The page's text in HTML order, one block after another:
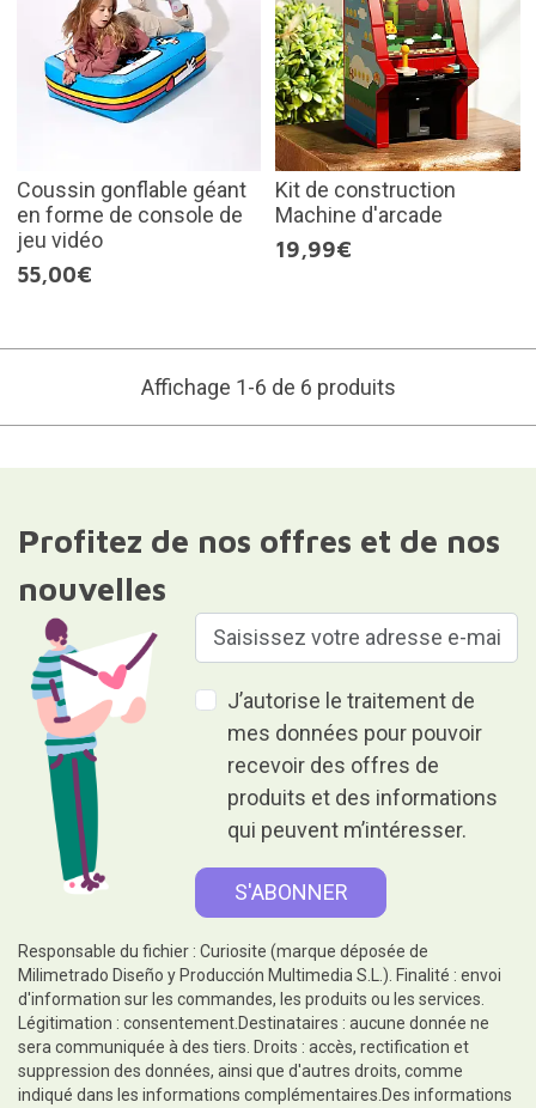
Coussin gonflable géant
en forme de console de
jeu vidéo
55,00€
Kit de construction
Machine d'arcade
19,99€
Affichage 1-6 de 6 produits
Profitez de nos offres et de nos
nouvelles
J’autorise le traitement de
mes données pour pouvoir
recevoir des offres de
produits et des informations
qui peuvent m’intéresser.
Responsable du fichier : Curiosite (marque déposée de
Milimetrado Diseño y Producción Multimedia S.L.). Finalité : envoi
d'information sur les commandes, les produits ou les services.
Légitimation : consentement.Destinataires : aucune donnée ne
sera communiquée à des tiers. Droits : accès, rectification et
suppression des données, ainsi que d'autres droits, comme
indiqué dans les informations complémentaires.Des informations